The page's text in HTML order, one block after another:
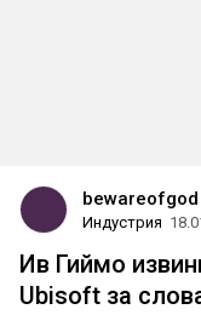
bewareofgod
Индустрия
Ив Гиймо
Ubisoft за